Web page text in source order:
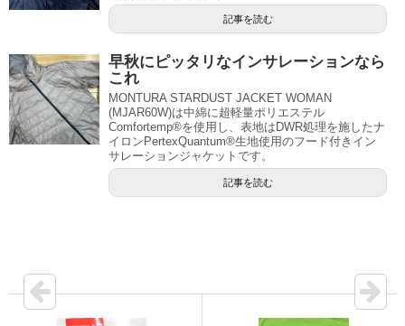
記事を読む
早秋にピッタリなインサレーションなら
これ
MONTURA STARDUST JACKET WOMAN
(MJAR60W)は中綿に超軽量ポリエステル
Comfortemp®を使用し、表地はDWR処理を施したナ
イロンPertexQuantum®生地使用のフード付きイン
サレーションジャケットです。
記事を読む